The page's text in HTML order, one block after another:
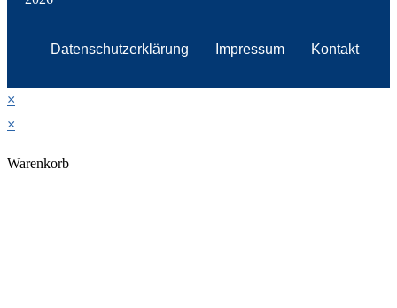
Datenschutzerklärung Impressum Kontakt
×
×
Warenkorb